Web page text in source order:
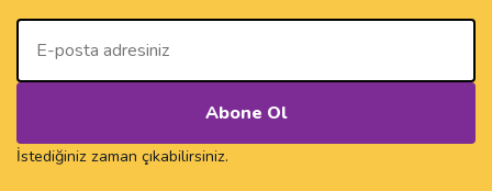
E-Posta
İstediğiniz zaman çıkabilirsiniz.